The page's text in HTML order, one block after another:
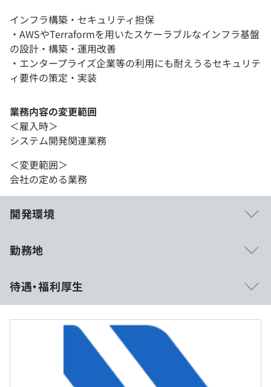
インフラ構築・セキュリティ担保
・AWSやTerraformを用いたスケーラブルなインフラ基盤
の設計・構築・運用改善
・エンタープライズ企業等の利用にも耐えうるセキュリテ
ィ要件の策定・実装
業務内容の変更範囲
＜雇入時＞
システム開発関連業務
＜変更範囲＞
会社の定める業務
開発環境
勤務地
待遇・福利厚生
年俸制：月給66万〜